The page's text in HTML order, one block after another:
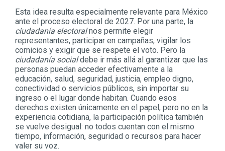
Esta idea resulta especialmente relevante para México
ante el proceso electoral de 2027. Por una parte, la
ciudadanía electoralnos permite elegir
representantes, participar en campañas, vigilar los
comicios y exigir que se respete el voto. Pero la
ciudadanía socialdebe ir más allá al garantizar que las
personas puedan acceder efectivamente a la
educación, salud, seguridad, justicia, empleo digno,
conectividad o servicios públicos, sin importar su
ingreso o el lugar donde habitan. Cuando esos
derechos existen únicamente en el papel, pero no en la
experiencia cotidiana, la participación política también
se vuelve desigual: no todos cuentan con el mismo
tiempo, información, seguridad o recursos para hacer
valer su voz.